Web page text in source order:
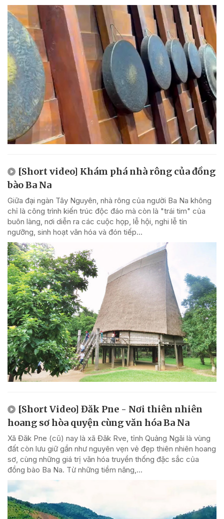
[Short video] Khám phá nhà rông của đồng
bào Ba Na
Giữa đại ngàn Tây Nguyên, nhà rông của người Ba Na không
chỉ là công trình kiến trúc độc đáo mà còn là "trái tim" của
buôn làng, nơi diễn ra các cuộc họp, lễ hội, nghi lễ tín
ngưỡng, sinh hoạt văn hóa và đón tiếp...
[Short Video] Đăk Pne - Nơi thiên nhiên
hoang sơ hòa quyện cùng văn hóa Ba Na
Xã Đăk Pne (cũ) nay là xã Đăk Rve, tỉnh Quảng Ngãi là vùng
đất còn lưu giữ gần như nguyên vẹn vẻ đẹp thiên nhiên hoang
sơ, cùng những giá trị văn hóa truyền thống đặc sắc của
đồng bào Ba Na. Từ những tiềm năng,...